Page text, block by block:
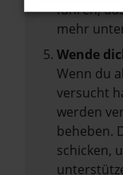
führen,
mehr
Wende
Wenn du
versucht
werden
beheben.
schicken,